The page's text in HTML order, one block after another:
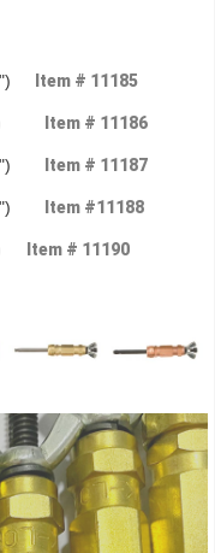
Item # 11185
Item # 11186
Item # 11187
Item #11188
Item # 11190